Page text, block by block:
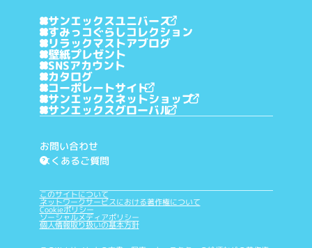
サンエックスユニバース
すみっコぐらしコレクション
リラックマストアブログ
壁紙プレゼント
SNSアカウント
カタログ
コーポレートサイト
サンエックスネットショップ
サンエックスグローバル
お問い合わせ
?
よくあるご質問
このサイトについて
ネットワークサービスにおける著作権について
Cookieポリシー
ソーシャルメディアポリシー
個人情報取り扱いの基本方針